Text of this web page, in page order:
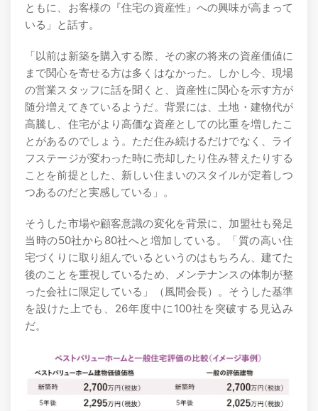
ともに、お客様の『住宅の資産性』への興味が高まって
いる」と話す。
「以前は新築を購入する際、その家の将来の資産価値に
まで関心を寄せる方は多くはなかった。しかし今、現場
の営業スタッフに話を聞くと、資産性に関心を示す方が
随分増えてきているようだ。背景には、土地・建物代が
高騰し、住宅がより高価な資産としての比重を増したこ
とがあるのでしょう。ただ住み続けるだけでなく、ライ
フステージが変わった時に売却したり住み替えたりする
ことを前提とした、新しい住まいのスタイルが定着しつ
つあるのだと実感している」。
そうした市場や顧客意識の変化を背景に、加盟社も発足
当時の50社から80社へと増加している。「質の高い住
宅づくりに取り組んでいるというのはもちろん、建てた
後のことを重視しているため、メンテナンスの体制が整
った会社に限定している」（風間会長）。そうした基準
を設けた上でも、26年度中に100社を突破する見込み
だ。